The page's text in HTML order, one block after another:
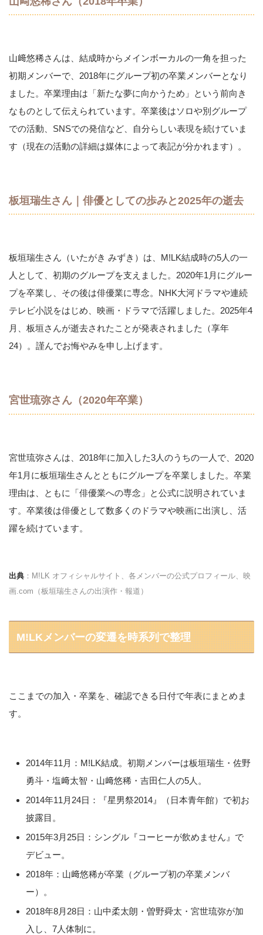
山﨑悠稀さんは、結成時からメインボーカルの一角を担った
初期メンバーで、2018年にグループ初の卒業メンバーとなり
ました。卒業理由は「新たな夢に向かうため」という前向き
なものとして伝えられています。卒業後はソロや別グループ
での活動、SNSでの発信など、自分らしい表現を続けていま
す（現在の活動の詳細は媒体によって表記が分かれます）。
板垣瑞生さん｜俳優としての歩みと2025年の逝去
板垣瑞生さん（いたがき みずき）は、M!LK結成時の5人の一
人として、初期のグループを支えました。2020年1月にグルー
プを卒業し、その後は俳優業に専念。NHK大河ドラマや連続
テレビ小説をはじめ、映画・ドラマで活躍しました。2025年4
月、板垣さんが逝去されたことが発表されました（享年
24）。謹んでお悔やみを申し上げます。
宮世琉弥さん（2020年卒業）
宮世琉弥さんは、2018年に加入した3人のうちの一人で、2020
年1月に板垣瑞生さんとともにグループを卒業しました。卒業
理由は、ともに「俳優業への専念」と公式に説明されていま
す。卒業後は俳優として数多くのドラマや映画に出演し、活
躍を続けています。
出典 ：M!LK オフィシャルサイト、各メンバーの公式プロフィール、映
画.com（板垣瑞生さんの出演作・報道）
M!LKメンバーの変遷を時系列で整理
ここまでの加入・卒業を、確認できる日付で年表にまとめま
す。
2014年11月：M!LK結成。初期メンバーは板垣瑞生・佐野
勇斗・塩﨑太智・山﨑悠稀・吉田仁人の5人。
2014年11月24日：『星男祭2014』（日本青年館）で初お
披露目。
2015年3月25日：シングル『コーヒーが飲めません』で
デビュー。
2018年：山﨑悠稀が卒業（グループ初の卒業メンバ
ー）。
2018年8月28日：山中柔太朗・曽野舜太・宮世琉弥が加
入し、7人体制に。